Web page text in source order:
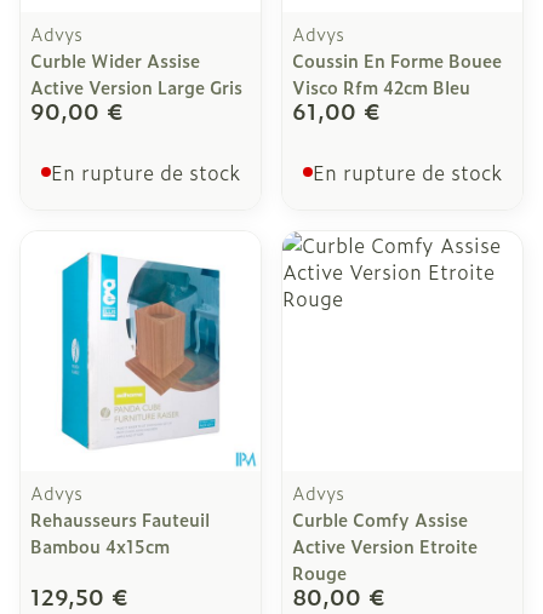
Advys
Curble Wider Assise
Active Version Large Gris
90,00 €
En rupture de stock
Advys
Coussin En Forme Bouee
Visco Rfm 42cm Bleu
61,00 €
En rupture de stock
Advys
Rehausseurs Fauteuil
Bambou 4x15cm
129,50 €
Advys
Curble Comfy Assise
Active Version Etroite
Rouge
80,00 €